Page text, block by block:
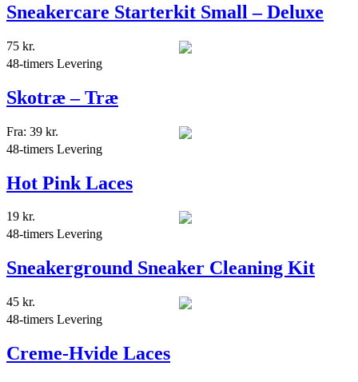
Sneakercare Starterkit Small – Deluxe
75 kr.
48-timers Levering
Skotræ – Træ
Fra: 39 kr.
48-timers Levering
Hot Pink Laces
19 kr.
48-timers Levering
Sneakerground Sneaker Cleaning Kit
45 kr.
48-timers Levering
Creme-Hvide Laces